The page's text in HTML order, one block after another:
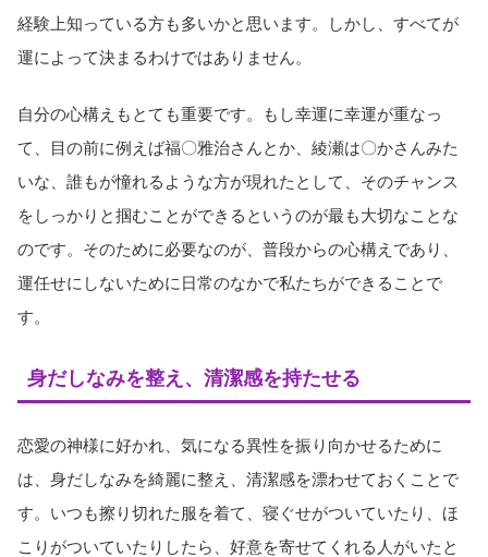
経験上知っている方も多いかと思います。しかし、すべてが
運によって決まるわけではありません。
自分の心構えもとても重要です。もし幸運に幸運が重なっ
て、目の前に例えば福〇雅治さんとか、綾瀬は〇かさんみた
いな、誰もが憧れるような方が現れたとして、そのチャンス
をしっかりと掴むことができるというのが最も大切なことな
のです。そのために必要なのが、普段からの心構えであり、
運任せにしないために日常のなかで私たちができることで
す。
身だしなみを整え、清潔感を持たせる
恋愛の神様に好かれ、気になる異性を振り向かせるために
は、身だしなみを綺麗に整え、清潔感を漂わせておくことで
す。いつも擦り切れた服を着て、寝ぐせがついていたり、ほ
こりがついていたりしたら、好意を寄せてくれる人がいたと